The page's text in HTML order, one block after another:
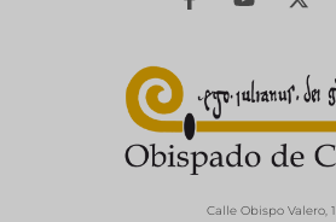
Calle Obispo Valero, 1